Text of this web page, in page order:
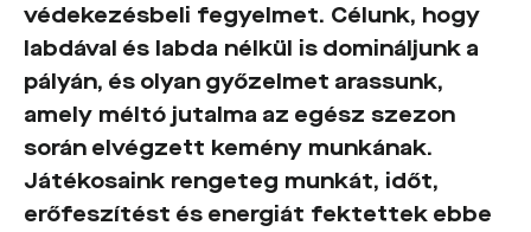
védekezésbeli fegyelmet. Célunk, hogy
labdával és labda nélkül is domináljunk a
pályán, és olyan győzelmet arassunk,
amely méltó jutalma az egész szezon
során elvégzett kemény munkának.
Játékosaink rengeteg munkát, időt,
erőfeszítést és energiát fektettek ebbe